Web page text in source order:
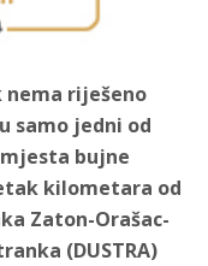
nema riješeno
samo jedni od
bujne
kilometara od
Zaton-Orašac-
(DUSTRA)